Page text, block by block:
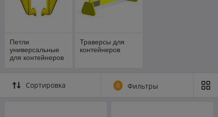
Петли
универсальные
для контейнеров
Траверсы для
контейнеров
Сортировка 0 Фильтры